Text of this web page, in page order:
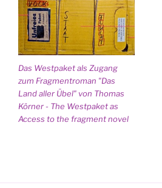
Das Westpaket als Zugang
zum Fragmentroman "Das
Land aller Übel" von Thomas
Körner - The Westpaket as
Access to the fragment novel